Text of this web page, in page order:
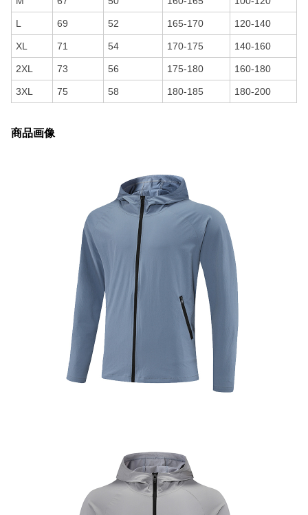
L 69 52 165-170 120-140
XL 71 54 170-175 140-160
2XL 73 56 175-180 160-180
3XL 75 58 180-185 180-200
商品画像